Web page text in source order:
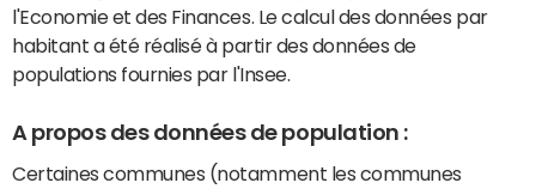
l'Economie et des Finances. Le calcul des données par
habitant a été réalisé à partir des données de
populations fournies par l'Insee.
A propos des données de population :
Certaines communes (notamment les communes